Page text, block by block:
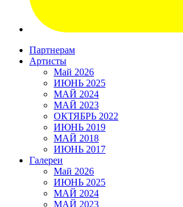
Партнерам
Артисты
Май 2026
ИЮНЬ 2025
МАЙ 2024
МАЙ 2023
ОКТЯБРЬ 2022
ИЮНЬ 2019
МАЙ 2018
ИЮНЬ 2017
Галереи
Май 2026
ИЮНЬ 2025
МАЙ 2024
МАЙ 2023